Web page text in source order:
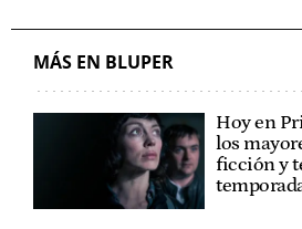
MÁS EN BLUPER
Hoy en
los
ficción y